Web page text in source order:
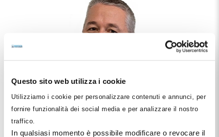
Questo sito web utilizza i cookie
Utilizziamo i cookie per personalizzare contenuti e annunci, per
fornire funzionalità dei social media e per analizzare il nostro
traffico.
In qualsiasi momento è possibile modificare o revocare il